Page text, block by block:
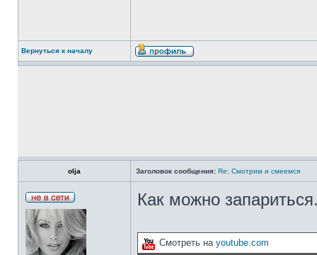
Вернуться к началу
olja Заголовок сообщения: Re: Смотрим и смеемся
Как можно
Смотреть на youtube.com